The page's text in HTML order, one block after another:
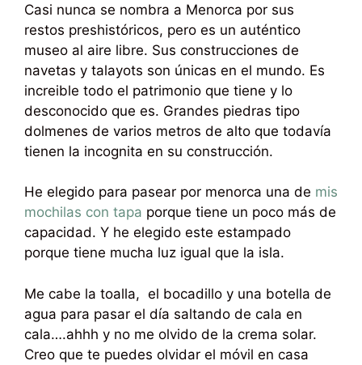
Casi nunca se nombra a Menorca por sus
restos preshistóricos, pero es un auténtico
museo al aire libre. Sus construcciones de
navetas y talayots son únicas en el mundo. Es
increible todo el patrimonio que tiene y lo
desconocido que es. Grandes piedras tipo
dolmenes de varios metros de alto que todavía
tienen la incognita en su construcción.
He elegido para pasear por menorca una de mis
mochilas con tapa porque tiene un poco más de
capacidad. Y he elegido este estampado
porque tiene mucha luz igual que la isla.
Me cabe la toalla, el bocadillo y una botella de
agua para pasar el día saltando de cala en
cala….ahhh y no me olvido de la crema solar.
Creo que te puedes olvidar el móvil en casa